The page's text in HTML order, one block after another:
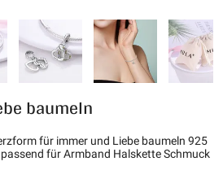
baumeln
für immer und Liebe baumeln 925
für Armband Halskette Schmuck